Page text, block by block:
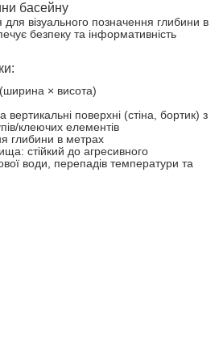
басейну
візуального позначення глибини в
безпеку та інформативність
× висота)
поверхні (стіна, бортик) з
клеючих елементів
глибини в метрах
стійкий до агресивного
води, перепадів температури та